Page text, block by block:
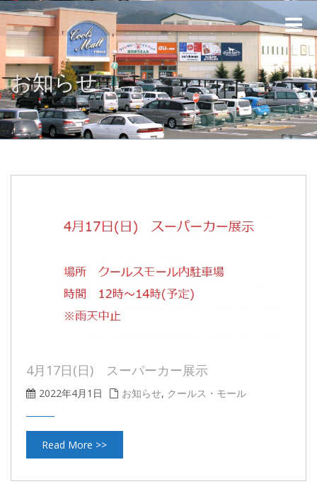
Toggle
お知らせ
4月17日(日) スーパーカー展示
2022年4月1日 お知らせ, クールス・モール
Read More >>